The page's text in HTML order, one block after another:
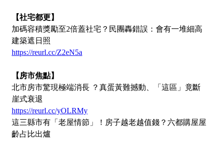
【社宅都更】
加碼容積獎勵至2倍蓋社宅？民團轟錯誤：會有一堆細高
建築遮日照
https://reurl.cc/Z2eN5a
【房市焦點】
北市房市驚現極端消長 ？真蛋黃難撼動、「這區」竟斷
崖式衰退
https://reurl.cc/yOLRMy
這三縣市有「老屋情節」！房子越老越值錢？六都購屋屋
齡占比出爐